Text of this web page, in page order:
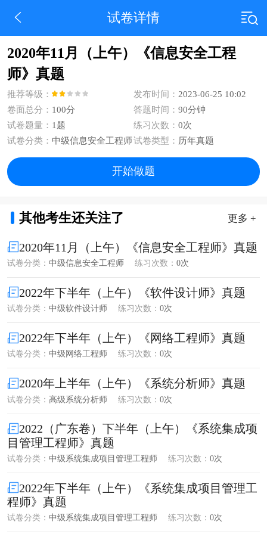
试卷详情
2020年11月（上午）《信息安全工程
师》真题
推荐等级： 发布时间： 2023-06-25 10:02
卷面总分： 100分 答题时间： 90分钟
试卷题量： 1题 练习次数： 0次
试卷分类： 中级信息安全工程师试卷类型： 历年真题
开始做题
其他考生还关注了 更多 +
2020年11月（上午）《信息安全工程师》真题
试卷分类： 中级信息安全工程师 练习次数： 0次
2022年下半年（上午）《软件设计师》真题
试卷分类： 中级软件设计师 练习次数： 0次
2022年下半年（上午）《网络工程师》真题
试卷分类： 中级网络工程师 练习次数： 0次
2020年上半年（上午）《系统分析师》真题
试卷分类： 高级系统分析师 练习次数： 0次
2022（广东卷）下半年（上午）《系统集成项
目管理工程师》真题
试卷分类： 中级系统集成项目管理工程师 练习次数： 0次
2022年下半年（上午）《系统集成项目管理工
程师》真题
试卷分类： 中级系统集成项目管理工程师 练习次数： 0次